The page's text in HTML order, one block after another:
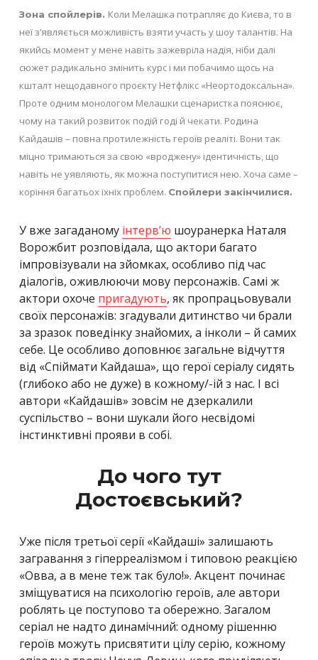
Зона спойлерів. Коли Мелашка потрапляє до Києва, то в
неї з’являється можливість взяти участь у шоу талантів. На
якийсь момент у мене навіть зажевріла надія, ніби далі
сюжет радикально змінить курс і ми побачимо щось на
кшталт нещодавного проєкту Нетфлікс «Неортодоксальна».
Проте одним монологом Мелашки сценаристка пояснює,
чому на такий розвиток подій годі й чекати. Родина
Кайдашів – повна протилежність героїв реаліті. Вони так
міцно тримаються за свою «вроджену» ідентичність, що
навіть не уявляють, як можна поступитися нею. Хоча саме –
коріння багатьох їхніх проблем. Спойлери закінчилися.
У вже загаданому інтерв’ю шоуранерка Наталя
Ворожбит розповідала, що актори багато
імпровізували на зйомках, особливо під час
діалогів, оживлюючи мову персонажів. Самі ж
актори охоче пригадують, як пропрацьовували
своїх персонажів: згадували дитинство чи брали
за зразок поведінку знайомих, а інколи – й самих
себе. Це особливо доповнює загальне відчуття
від «Спіймати Кайдаша», що герої серіалу сидять
(глибоко або не дуже) в кожному/-ій з нас. І всі
автори «Кайдашів» зовсім не дзеркалили
суспільство – вони шукали його несвідомі
інстинктивні прояви в собі.
До чого тут
Достоєвський?
Уже після третьої серії «Кайдаші» залишають
загравання з гіперреалізмом і типовою реакцією
«Овва, а в мене теж так було!». Акцент починає
зміщуватися на психологію героїв, але автори
роблять це поступово та обережно. Загалом
серіал не надто динамічний: одному рішенню
героїв можуть присвятити цілу серію, кожному